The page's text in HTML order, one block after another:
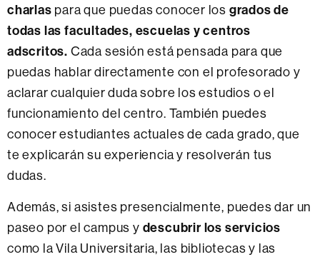
charlas para que puedas conocer los grados de
todas las facultades, escuelas y centros
adscritos. Cada sesión está pensada para que
puedas hablar directamente con el profesorado y
aclarar cualquier duda sobre los estudios o el
funcionamiento del centro. También puedes
conocer estudiantes actuales de cada grado, que
te explicarán su experiencia y resolverán tus
dudas.
Además, si asistes presencialmente, puedes dar un
paseo por el campus y descubrir los servicios
como la Vila Universitaria, las bibliotecas y las